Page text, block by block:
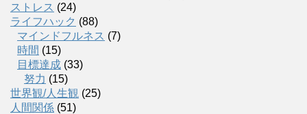
ストレス (24)
ライフハック (88)
マインドフルネス (7)
時間 (15)
目標達成 (33)
努力 (15)
世界観/人生観 (25)
人間関係 (51)